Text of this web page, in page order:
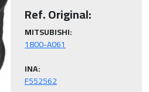
Ref. Original:
MITSUBISHI:
INA:
F552562